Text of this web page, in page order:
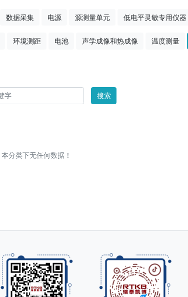
数据采集 电源 源测量单元 低电平灵敏专用仪器
环境测距 电池 声学成像和热成像 温度测量
搜索
本分类下无任何数据！